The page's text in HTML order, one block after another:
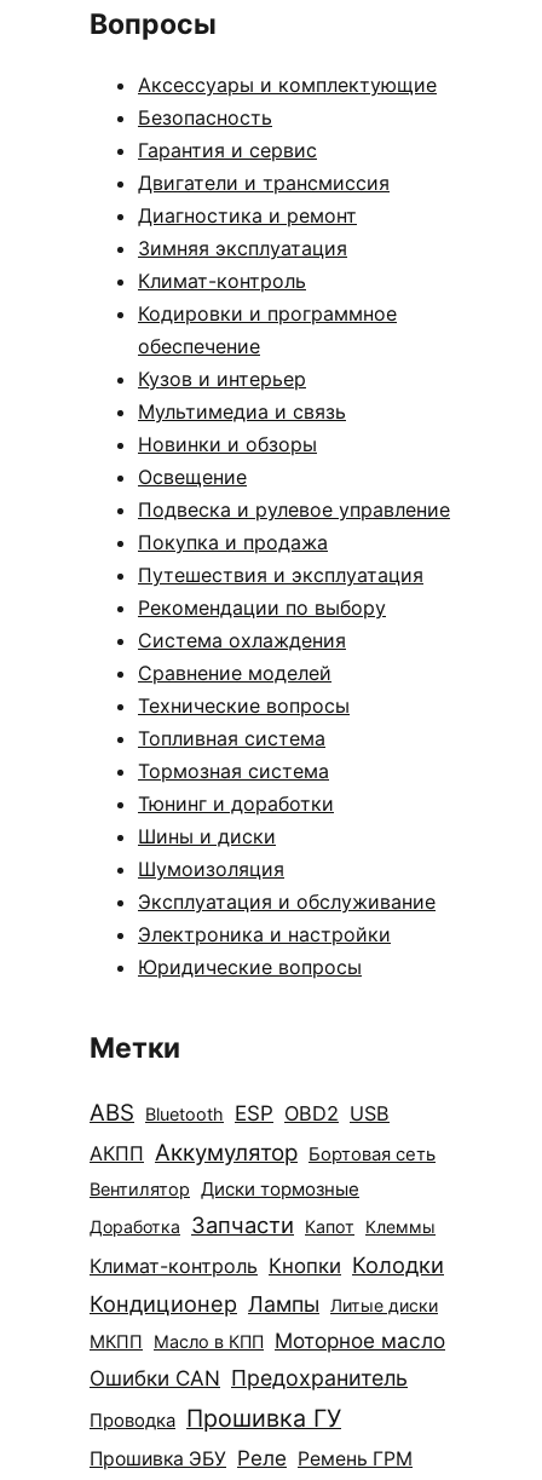
Вопросы
Аксессуары и комплектующие
Безопасность
Гарантия и сервис
Двигатели и трансмиссия
Диагностика и ремонт
Зимняя эксплуатация
Климат-контроль
Кодировки и программное
обеспечение
Кузов и интерьер
Мультимедиа и связь
Новинки и обзоры
Освещение
Подвеска и рулевое управление
Покупка и продажа
Путешествия и эксплуатация
Рекомендации по выбору
Система охлаждения
Сравнение моделей
Технические вопросы
Топливная система
Тормозная система
Тюнинг и доработки
Шины и диски
Шумоизоляция
Эксплуатация и обслуживание
Электроника и настройки
Юридические вопросы
Метки
ABS Bluetooth ESP OBD2 USB
АКПП Аккумулятор Бортовая сеть
Вентилятор Диски тормозные
Доработка Запчасти Капот Клеммы
Климат-контроль Кнопки Колодки
Кондиционер Лампы Литые диски
МКПП Масло в КПП
Моторное масло
Ошибки CAN Предохранитель
Проводка Прошивка ГУ
Прошивка ЭБУ Реле Ремень ГРМ